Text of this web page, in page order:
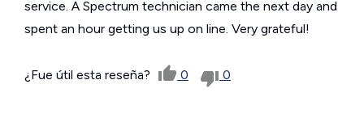
service. A Spectrum technician came the next day and
spent an hour getting us up on line. Very grateful!
¿Fue útil esta reseña? 0 0